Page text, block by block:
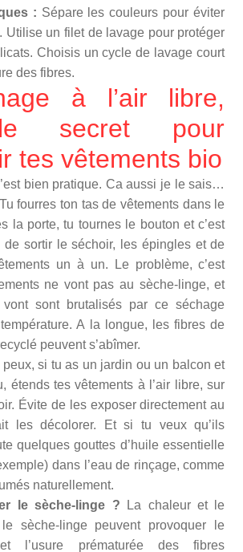
: Sépare les couleurs pour éviter
Utilise un filet de lavage pour protéger
Choisis un cycle de lavage court
des fibres.
à l’air libre,
secret pour
tes vêtements bio
bien pratique. Ca aussi je le sais…
fourres ton tas de vêtements dans le
la porte, tu tournes le bouton et c’est
de sortir le séchoir, les épingles et de
un à un. Le problème, c’est
ne vont pas au sèche-linge, et
sont brutalisés par ce séchage
A la longue, les fibres de
peuvent s’abîmer.
si tu as un jardin ou un balcon et
étends tes vêtements à l’air libre, sur
Évite de les exposer directement au
les décolorer. Et si tu veux qu’ils
quelques gouttes d’huile essentielle
dans l’eau de rinçage, comme
naturellement.
le sèche-linge ?
La chaleur et le
sèche-linge peuvent provoquer le
et l’usure prématurée des fibres